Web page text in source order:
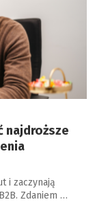
najdroższe
i zaczynają
Zdaniem …